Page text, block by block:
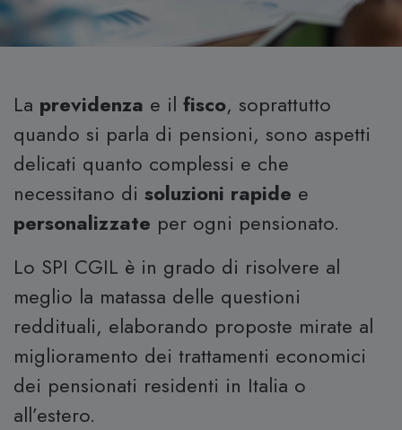
La previdenza e il fisco, soprattutto
quando si parla di pensioni, sono aspetti
delicati quanto complessi e che
necessitano di soluzioni rapide e
personalizzate per ogni pensionato.
Lo SPI CGIL è in grado di risolvere al
meglio la matassa delle questioni
reddituali, elaborando proposte mirate al
miglioramento dei trattamenti economici
dei pensionati residenti in Italia o
all’estero.